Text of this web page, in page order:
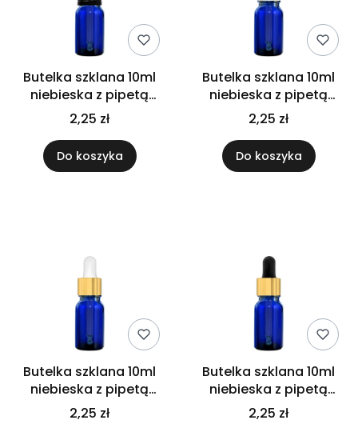
Butelka szklana 10ml
niebieska z pipetą
gwarancyjną
2,25 zł
Do koszyka
Butelka szklana 10ml
niebieska z pipetą
srebrną
2,25 zł
Do koszyka
Butelka szklana 10ml
niebieska z pipetą
złoto białą
2,25 zł
Butelka szklana 10ml
niebieska z pipetą
złoto czarną
2,25 zł